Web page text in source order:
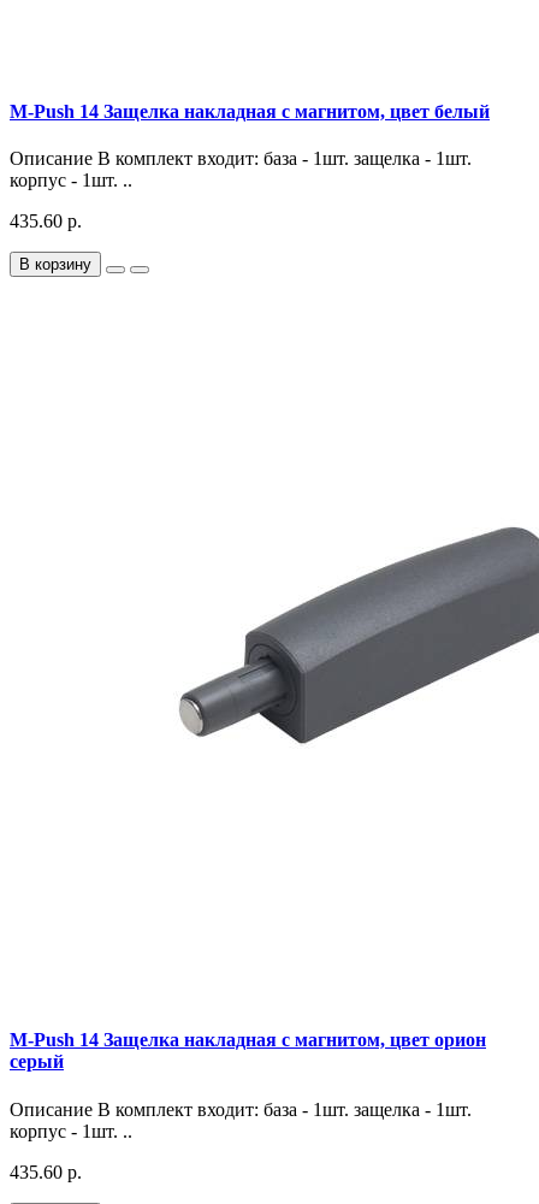
M-Push 14 Защелка накладная с магнитом, цвет белый
Описание В комплект входит: база - 1шт. защелка - 1шт.
корпус - 1шт. ..
435.60 р.
В корзину
M-Push 14 Защелка накладная с магнитом, цвет орион
серый
Описание В комплект входит: база - 1шт. защелка - 1шт.
корпус - 1шт. ..
435.60 р.